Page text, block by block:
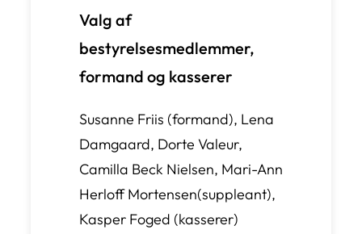
Valg af
bestyrelsesmedlemmer,
formand og kasserer
Susanne Friis (formand), Lena
Damgaard, Dorte Valeur,
Camilla Beck Nielsen, Mari-Ann
Herloff Mortensen(suppleant),
Kasper Foged (kasserer)